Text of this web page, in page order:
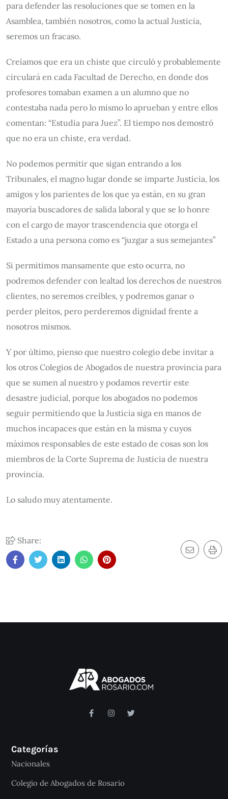
para defender las resoluciones que se tomen en la
Asamblea, también nosotros, como la actual Justicia,
seremos un fracaso.
Creíamos que era un chiste que circuló y probablemente
circulará en cada Facultad de Derecho, en donde dos
profesores tomaban examen a un alumno que no
contestaba nada pero lo mismo lo aprueban y entre ellos
comentan: “Estudia para Juez”. El tiempo nos demostró
que no era un chiste, era verdad.
No podemos permitir que sigan entrando a los
Tribunales, el magno lugar donde se imparte Justicia, los
amigos y los parientes de los que ya están, en su gran
mayoría buscadores de salida laboral y que se lo honre
con el cargo de mayor trascendencia que otorga el
Estado a una persona como es “juzgar a sus semejantes”
Si permitimos mansamente que esto ocurra, no
podremos defender con lealtad los derechos de nuestros
clientes, no seremos creíbles, y podremos ganar o
perder pleitos, pero perderemos dignidad frente a
nosotros mismos.
Y por último, pienso que nuestro colegio debe invitar a
los otros Colegios de Abogados de nuestra provincia para
que se sumen al nuestro y podamos revertir este
desastre judicial, porque los abogados no podemos
seguir permitiendo que la Justicia siga en manos de
muchos incapaces que están en la misma y cuyos
máximos responsables de este estado de cosas son los
miembros de la Corte Suprema de Justicia de nuestra
provincia.
Lo saludo muy atentamente.
Share:
Categorías
Nacionales
Colegio de Abogados de Rosario